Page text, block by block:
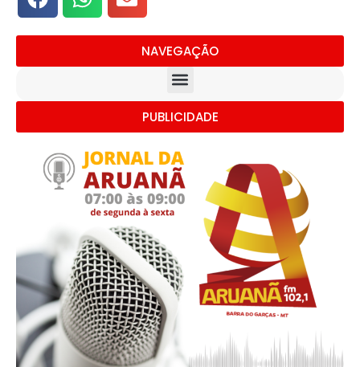
NAVEGAÇÃO
PUBLICIDADE